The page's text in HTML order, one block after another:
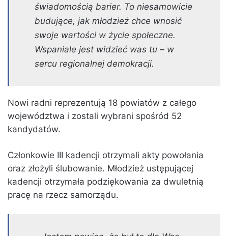
świadomością barier. To niesamowicie
budujące, jak młodzież chce wnosić
swoje wartości w życie społeczne.
Wspaniale jest widzieć was tu – w
sercu regionalnej demokracji.
Nowi radni reprezentują 18 powiatów z całego
województwa i zostali wybrani spośród 52
kandydatów.
Członkowie III kadencji otrzymali akty powołania
oraz złożyli ślubowanie. Młodzież ustępującej
kadencji otrzymała podziękowania za dwuletnią
pracę na rzecz samorządu.